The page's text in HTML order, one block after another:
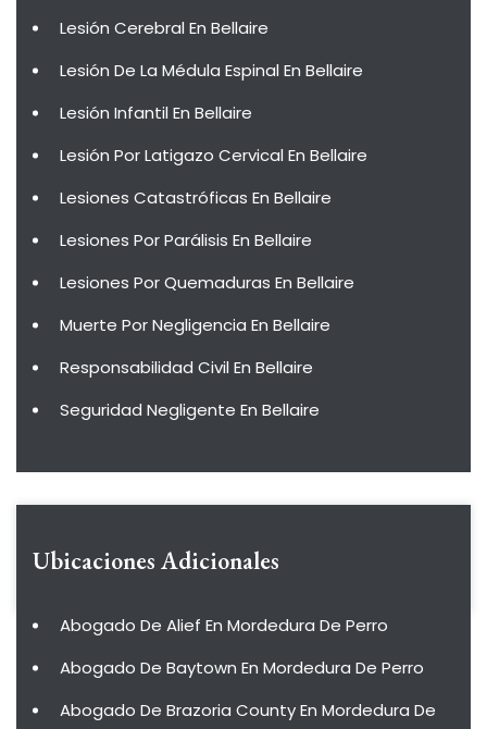
Lesión Cerebral En Bellaire
Lesión De La Médula Espinal En Bellaire
Lesión Infantil En Bellaire
Lesión Por Latigazo Cervical En Bellaire
Lesiones Catastróficas En Bellaire
Lesiones Por Parálisis En Bellaire
Lesiones Por Quemaduras En Bellaire
Muerte Por Negligencia En Bellaire
Responsabilidad Civil En Bellaire
Seguridad Negligente En Bellaire
Ubicaciones Adicionales
Abogado De Alief En Mordedura De Perro
Abogado De Baytown En Mordedura De Perro
Abogado De Brazoria County En Mordedura De